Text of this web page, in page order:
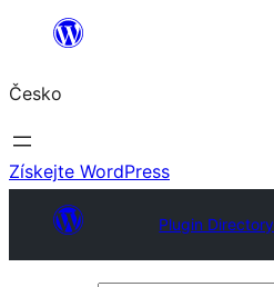
Přeskočit
obsah
Česko
Získejte WordPress
Plugin Directory